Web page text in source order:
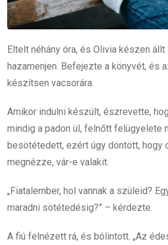
Eltelt néhány óra, és Olivia készen állt
hazamenjen. Befejezte a könyvét, és
készítsen vacsorára.
Amikor indulni készült, észrevette,
mindig a padon ül, felnőtt felügyelete
besötétedett, ezért úgy döntött, hogy
megnézze, vár-e valakit.
„Fiatalember, hol vannak a szüleid?
maradni sötétedésig?” – kérdezte.
A fiú felnézett rá, és bólintott. „Az